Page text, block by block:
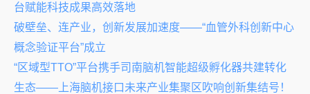
台赋能科技成果高效落地
破壁垒、连产业，创新发展加速度——“血管外科创新中心
概念验证平台”成立
“区域型TTO”平台携手司南脑机智能超级孵化器共建转化
生态——上海脑机接口未来产业集聚区吹响创新集结号！